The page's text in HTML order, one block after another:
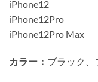
iPhone12
iPhone12Pro
iPhone12Pro Max
カラー： ブラック、